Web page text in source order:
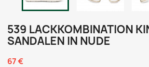
539 LACKKOMBINATION
SANDALEN IN NUDE
67 €